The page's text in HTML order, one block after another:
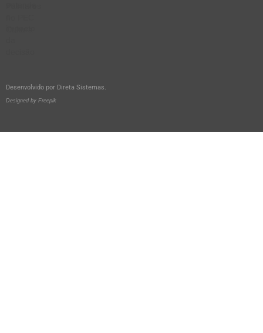
Desenvolvido por Direta Sistemas
Designed by Freepik